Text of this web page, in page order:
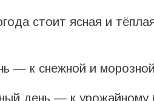
стоит ясная и
— к снежной и
день — к урожайному